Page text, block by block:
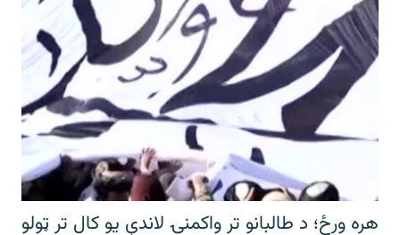
هره ورځ؛ د طالبانو تر واکمنۍ لاندې یو کال تر ټولو